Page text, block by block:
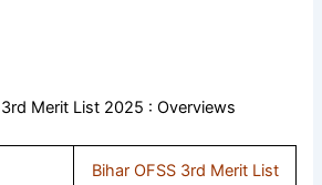
3rd Merit List 2025 : Overviews
Bihar OFSS 3rd Merit List